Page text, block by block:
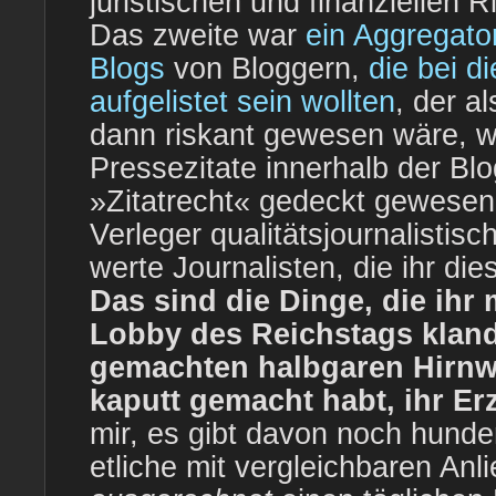
Das zweite war ein
Blogs von Bloggern, die bei
aufgelistet sein wollten, der
dann riskant gewesen wäre,
Pressezitate innerhalb der
»Zitatrecht« gedeckt
Verleger
werte Journalisten, die ihr
Das sind die Dinge, die ihr
Lobby des Reichstags
gemachten halbgaren
kaputt gemacht habt, ihr
mir, es gibt davon noch
etliche mit vergleichbaren